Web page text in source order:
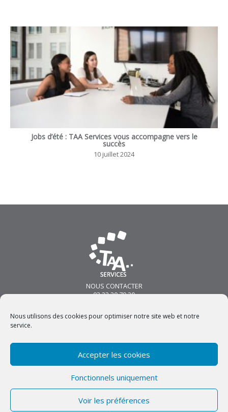
Nous utilisons des cookies pour optimiser notre site web et notre
service.
Accepter les cookies
Fonctionnels uniquement
Voir les préférences
Jobs d’été : TAA Services vous accompagne vers le
succès
10 juillet 2024
NOUS CONTACTER
03 22 20 79 20
80100 ABBEVILLE
contact@taa-services.com
GROUPE SOS
Politique de confidentialité
Développement : Phil-o-web • © 2026 TAA Services. Tous droits